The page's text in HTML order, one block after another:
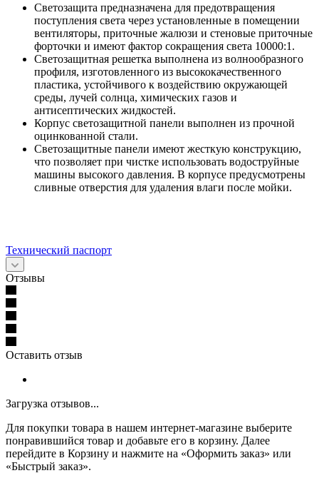
Светозащита предназначена для предотвращения
поступления света через установленные в помещении
вентиляторы, приточные жалюзи и стеновые приточные
форточки и имеют фактор сокращения света 10000:1.
Светозащитная решетка выполнена из волнообразного
профиля, изготовленного из высококачественного
пластика, устойчивого к воздействию окружающей
среды, лучей солнца, химических газов и
антисептических жидкостей.
Корпус светозащитной панели выполнен из прочной
оцинкованной стали.
Светозащитные панели имеют жесткую конструкцию,
что позволяет при чистке использовать водоструйные
машины высокого давления. В корпусе предусмотрены
сливные отверстия для удаления влаги после мойки.
Технический паспорт
Отзывы
Оставить отзыв
Загрузка отзывов...
Для покупки товара в нашем интернет-магазине выберите
понравившийся товар и добавьте его в корзину. Далее
перейдите в Корзину и нажмите на «Оформить заказ» или
«Быстрый заказ».